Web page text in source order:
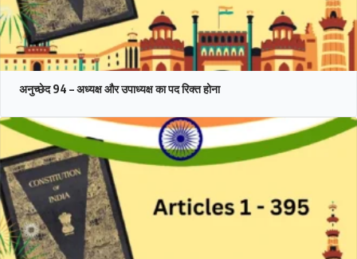
अनुच्छेद 94 – अध्यक्ष और उपाध्यक्ष का पद रिक्त होना